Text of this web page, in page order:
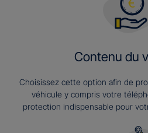
Contenu du
Choisissez cette option afin de
véhicule y compris votre
protection indispensable pour